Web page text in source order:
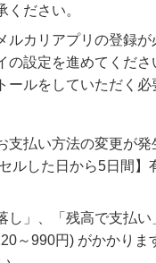
ださい。
カリアプリの登録が
設定を進めてくださ
ルをしていただく必
払い方法の変更が
ルした日から5日間
」、「残高で支払
～990円) がかかりま